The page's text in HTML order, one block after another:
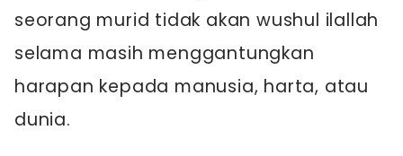
seorang murid tidak akan wushul ilallah
selama masih menggantungkan
harapan kepada manusia, harta, atau
dunia.